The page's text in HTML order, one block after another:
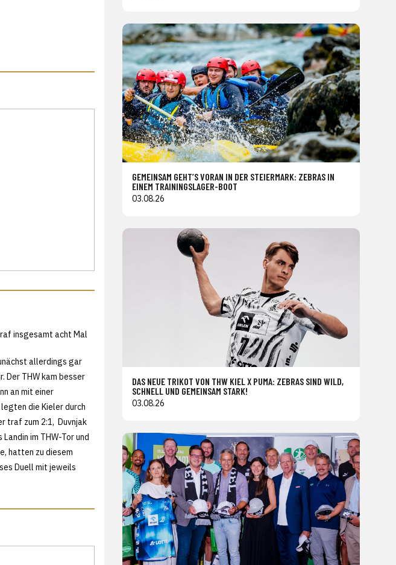
insgesamt acht Mal
allerdings gar
Der THW kam besser
an mit einer
die Kieler durch
traf zum 2:1, Duvnjak
im THW-Tor und
hatten zu diesem
Duell mit jeweils
GEMEINSAM GEHT’S VORAN IN DER STEIERMARK: ZEBRAS IN
EINEM TRAININGSLAGER-BOOT
03.08.26
DAS NEUE TRIKOT VON THW KIEL X PUMA: ZEBRAS SIND WILD,
SCHNELL UND GEMEINSAM STARK!
03.08.26